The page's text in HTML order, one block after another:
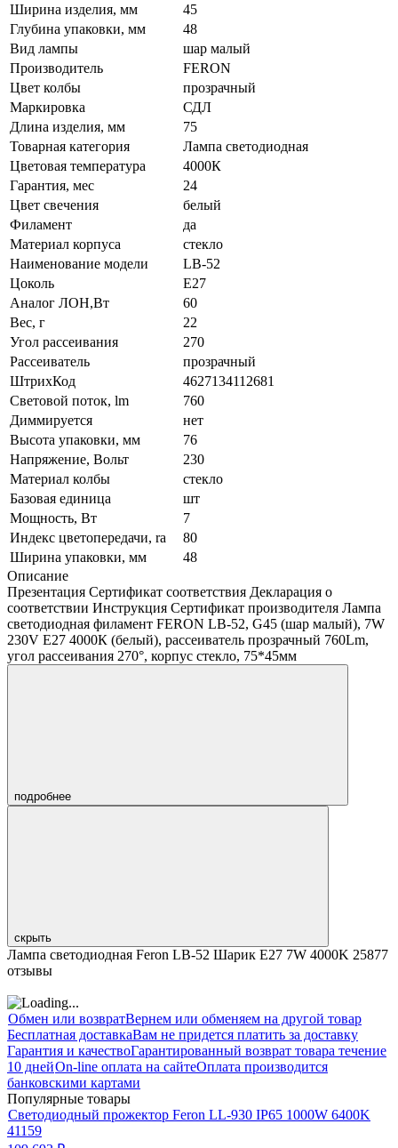
Ширина изделия, мм
45
Глубина упаковки, мм
48
Вид лампы
шар малый
Производитель
FERON
Цвет колбы
прозрачный
Маркировка
СДЛ
Длина изделия, мм
75
Товарная категория
Лампа светодиодная
Цветовая температура
4000К
Гарантия, мес
24
Цвет свечения
белый
Филамент
да
Материал корпуса
стекло
Наименование модели
LB-52
Цоколь
E27
Аналог ЛОН,Вт
60
Вес, г
22
Угол рассеивания
270
Рассеиватель
прозрачный
ШтрихКод
4627134112681
Световой поток, lm
760
Диммируется
нет
Высота упаковки, мм
76
Напряжение, Вольт
230
Материал колбы
стекло
Базовая единица
шт
Мощность, Вт
7
Индекс цветопередачи, ra
80
Ширина упаковки, мм
48
Описание
Презентация Сертификат соответствия Декларация о
соответствии Инструкция Сертификат производителя Лампа
светодиодная филамент FERON LB-52, G45 (шар малый), 7W
230V E27 4000К (белый), рассеиватель прозрачный 760Lm,
угол рассеивания 270°, корпус стекло, 75*45мм
подробнее
скрыть
Лампа светодиодная Feron LB-52 Шарик E27 7W 4000K 25877
отзывы
Обмен или возвратВернем или обменяем на другой товар
Бесплатная доставкаВам не придется платить за доставку
Гарантия и качествоГарантированный возврат товара течение
10 днейOn-line оплата на сайтеОплата производится
банковскими картами
Популярные товары
Светодиодный прожектор Feron LL-930 IP65 1000W 6400K
41159